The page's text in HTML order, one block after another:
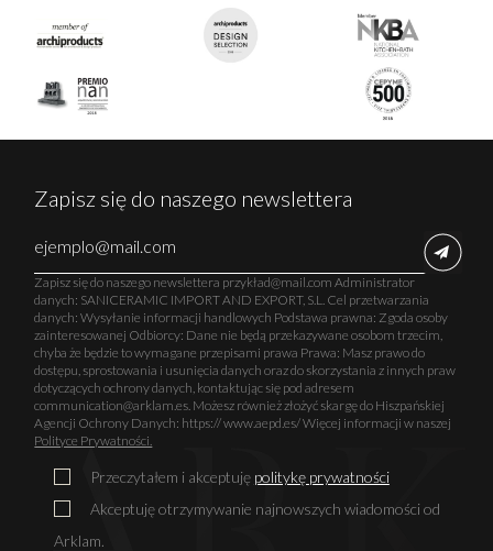
Zapisz się do naszego newslettera
Zapisz się do naszego newslettera przykład@mail.com Administrator
danych: SANICERAMIC IMPORT AND EXPORT, S.L. Cel przetwarzania
danych: Wysyłanie informacji handlowych Podstawa prawna: Zgoda osoby
zainteresowanej Odbiorcy: Dane nie będą przekazywane osobom trzecim,
chyba że będzie to wymagane przepisami prawa Prawa: Masz prawo do
dostępu, sprostowania i usunięcia danych oraz do skorzystania z innych praw
dotyczących ochrony danych, kontaktując się pod adresem
communication@arklam.es. Możesz również złożyć skargę do Hiszpańskiej
Agencji Ochrony Danych: https:// www.aepd.es/ Więcej informacji w naszej
Polityce Prywatności.
Przeczytałem i akceptuję politykę prywatności
Akceptuję otrzymywanie najnowszych wiadomości od
Arklam.